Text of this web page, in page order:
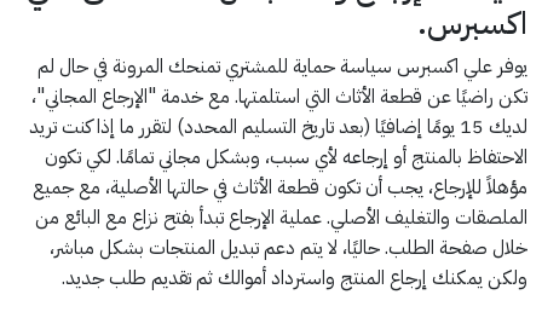
اكسبرس.
يوفر علي اكسبرس سياسة حماية للمشتري تمنحك المرونة في حال لم
تكن راضيًا عن قطعة الأثاث التي استلمتها. مع خدمة "الإرجاع المجاني"،
لديك 15 يومًا إضافيًا (بعد تاريخ التسليم المحدد) لتقرر ما إذا كنت تريد
الاحتفاظ بالمنتج أو إرجاعه لأي سبب، وبشكل مجاني تمامًا. لكي تكون
مؤهلاً للإرجاع، يجب أن تكون قطعة الأثاث في حالتها الأصلية، مع جميع
الملصقات والتغليف الأصلي. عملية الإرجاع تبدأ بفتح نزاع مع البائع من
خلال صفحة الطلب. حاليًا، لا يتم دعم تبديل المنتجات بشكل مباشر،
ولكن يمكنك إرجاع المنتج واسترداد أموالك ثم تقديم طلب جديد.